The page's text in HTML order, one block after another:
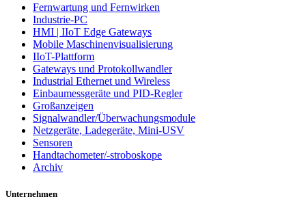
Fernwartung und Fernwirken
Industrie-PC
HMI | IIoT Edge Gateways
Mobile Maschinenvisualisierung
IIoT-Plattform
Gateways und Protokollwandler
Industrial Ethernet und Wireless
Einbaumessgeräte und PID-Regler
Großanzeigen
Signalwandler/Überwachungsmodule
Netzgeräte, Ladegeräte, Mini-USV
Sensoren
Handtachometer/-stroboskope
Archiv
Unternehmen